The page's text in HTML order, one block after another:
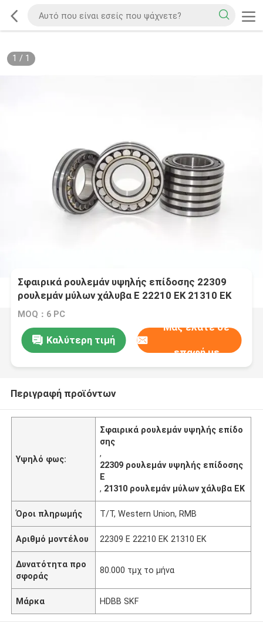
1 / 1
Σφαιρικά ρουλεμάν υψηλής επίδοσης 22309
ρουλεμάν μύλων χάλυβα Ε 22210 EK 21310 EK
MOQ：6 PC
Καλύτερη τιμή
Μας ελάτε σε
επαφή με
Περιγραφή προϊόντων
Υψηλό φως:
Σφαιρικά ρουλεμάν υψηλής επίδο
σης
,
22309 ρουλεμάν υψηλής επίδοσης
Ε
, 21310 ρουλεμάν μύλων χάλυβα EK
Όροι πληρωμής T/T, Western Union, RMB
Αριθμό μοντέλου 22309 Ε 22210 EK 21310 EK
Δυνατότητα προ
σφοράς
80.000 τμχ το μήνα
Μάρκα HDBB SKF